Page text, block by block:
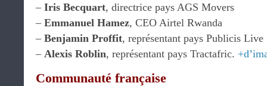
– Iris Becquart, directrice pays AGS Movers
– Emmanuel Hamez, CEO Airtel Rwanda
– Benjamin Proffit, représentant pays Publicis Live
– Alexis Roblin, représentant pays Tractafric.
Communauté française